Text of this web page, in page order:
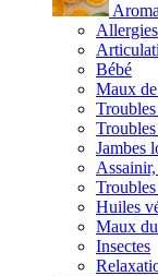
Allergies
Bébé
Maux
Jambes
Huiles
Maux
Insectes